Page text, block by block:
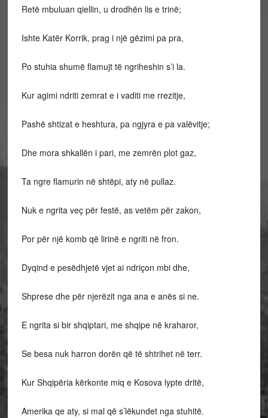
Retë mbuluan qiellin, u drodhën lis e trinë;
Ishte Katër Korrik, prag i një gëzimi pa pra,
Po stuhia shumë flamujt të ngriheshin s’i la.
Kur agimi ndriti zemrat e i vaditi me rrezitje,
Pashë shtizat e heshtura, pa ngjyra e pa valëvitje;
Dhe mora shkallën i pari, me zemrën plot gaz,
Ta ngre flamurin në shtëpi, aty në pullaz.
Nuk e ngrita veç për festë, as vetëm për zakon,
Por për një komb që lirinë e ngriti në fron.
Dyqind e pesëdhjetë vjet ai ndriçon mbi dhe,
Shprese dhe për njerëzit nga ana e anës si ne.
E ngrita si bir shqiptari, me shqipe në kraharor,
Se besa nuk harron dorën që të shtrihet në terr.
Kur Shqipëria kërkonte miq e Kosova lypte dritë,
Amerika qe aty, si mal që s’lëkundet nga stuhitë.